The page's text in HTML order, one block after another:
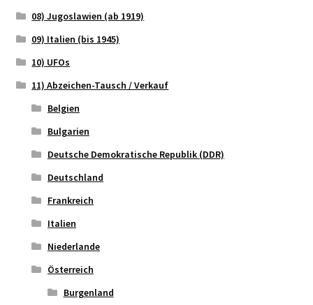
08) Jugoslawien (ab 1919)
09) Italien (bis 1945)
10) UFOs
11) Abzeichen-Tausch / Verkauf
Belgien
Bulgarien
Deutsche Demokratische Republik (DDR)
Deutschland
Frankreich
Italien
Niederlande
Österreich
Burgenland